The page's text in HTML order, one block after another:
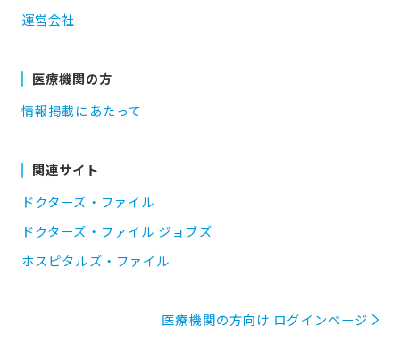
運営会社
医療機関の方
情報掲載にあたって
関連サイト
ドクターズ・ファイル
ドクターズ・ファイル ジョブズ
ホスピタルズ・ファイル
医療機関の方向け ログインページ